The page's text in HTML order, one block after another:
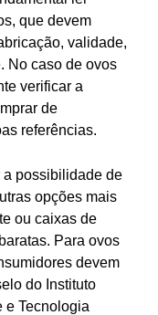
que devem
validade,
No caso de ovos
verificar a
de
referências.
a possibilidade de
opções mais
ou caixas de
Para ovos
devem
do Instituto
e Tecnologia